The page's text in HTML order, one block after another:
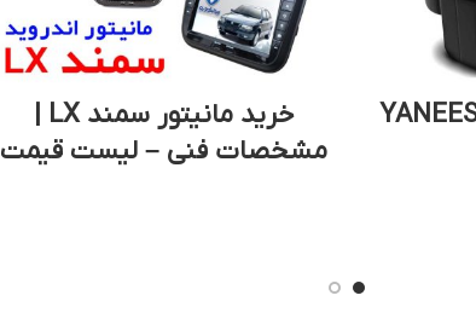
مشخصات فنی – لیست قیمت